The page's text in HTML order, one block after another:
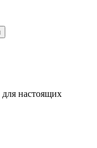
настоящих